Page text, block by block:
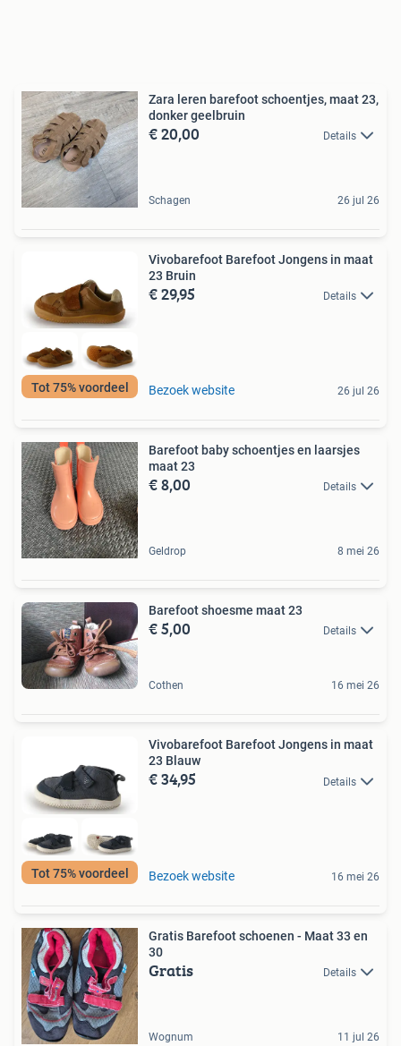
Zara leren barefoot schoentjes, maat 23,
donker geelbruin
€ 20,00 Details
Schagen 26 jul 26
Tot 75% voordeel
Vivobarefoot Barefoot Jongens in maat
23 Bruin
€ 29,95 Details
Bezoek website 26 jul 26
Barefoot baby schoentjes en laarsjes
maat 23
€ 8,00 Details
Geldrop 8 mei 26
Barefoot shoesme maat 23
€ 5,00 Details
Cothen 16 mei 26
Tot 75% voordeel
Vivobarefoot Barefoot Jongens in maat
23 Blauw
€ 34,95 Details
Bezoek website 16 mei 26
Gratis Barefoot schoenen - Maat 33 en
30
Gratis Details
Wognum 11 jul 26